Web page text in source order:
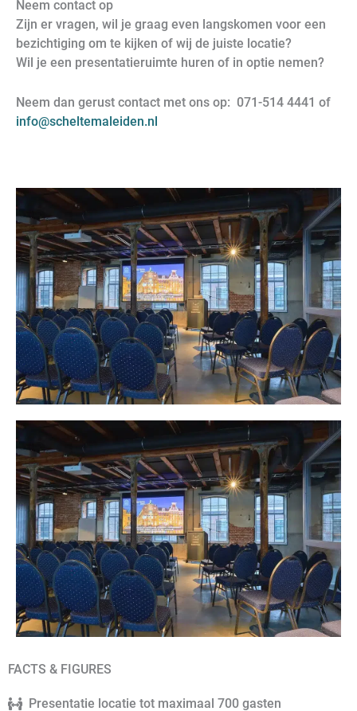
Neem contact op
Zijn er vragen, wil je graag even langskomen voor een
bezichtiging om te kijken of wij de juiste locatie?
Wil je een presentatieruimte huren of in optie nemen?
Neem dan gerust contact met ons op: 071-514 4441 of
info@scheltemaleiden.nl
FACTS & FIGURES
Presentatie locatie tot maximaal 700 gasten